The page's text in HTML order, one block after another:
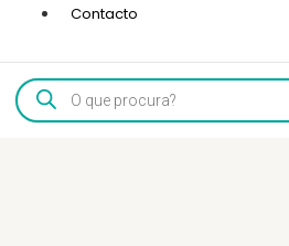
Contacto
Products
search